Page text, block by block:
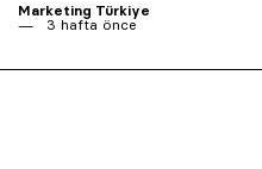
Marketing Türkiye
3 hafta önce